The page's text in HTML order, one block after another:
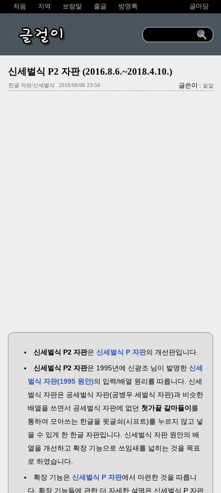
처음 지역 보람말 줄글 방명록 글마당
글걸이
신세벌식 P2 자판 (2016.8.6.~2018.4.10.)
한글 자판/신세벌식 2016/08/06 23:50 글쓴이 : 팥알
신세벌식 P2 자판은 신세벌식 P 자판의 개선판입니다.
신세벌식 P2 자판은 1995년에 신광조 님이 발명한 신세
벌식 자판(1995 원안)의 입력/배열 원리를 따릅니다. 신세
벌식 자판은 공세벌식 자판(공병우 세벌식 자판)과 비슷한
배열을 쓰면서 공세벌식 자판에 없던 첫가끝 갈마들이 를
통하여 모아쓰는 한글을 윗글쇠(시프트)를 누르지 않고 넣
을 수 있게 한 한글 자판입니다. 신세벌식 자판 원안의 배
열을 개선하고 확장 기능으로 쓰임새를 넓히는 것을 목표
로 하였습니다.
확장 기능은 신세벌식 P 자판에서 마련한 것을 따릅니
다. 확장 기능들에 관한 더 자세한 설명은 신세벌식 P 자판